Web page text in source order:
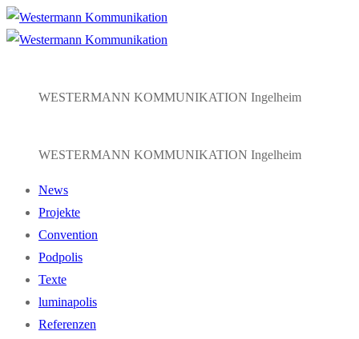
Zum
Inhalt
Menü
Schließen
WESTERMANN KOMMUNIKATION Ingelheim
WESTERMANN KOMMUNIKATION Ingelheim
News
Projekte
Convention
Podpolis
Texte
luminapolis
Referenzen